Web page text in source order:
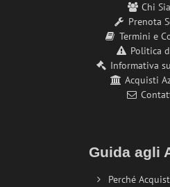
Chi
Prenota
Termini e
Politica
Informativa
Acquisti
Guida agli
Perché